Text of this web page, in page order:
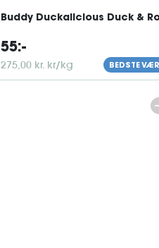
Buddy Duckalicious Duck &
55:-
275,00 kr. kr/kg BEDSTE